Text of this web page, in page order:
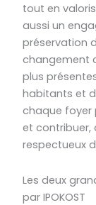
tout en
aussi un
préservation
changement
plus
habitants et
chaque foyer
et contribuer,
respectueux
Les deux
par IPOKOST